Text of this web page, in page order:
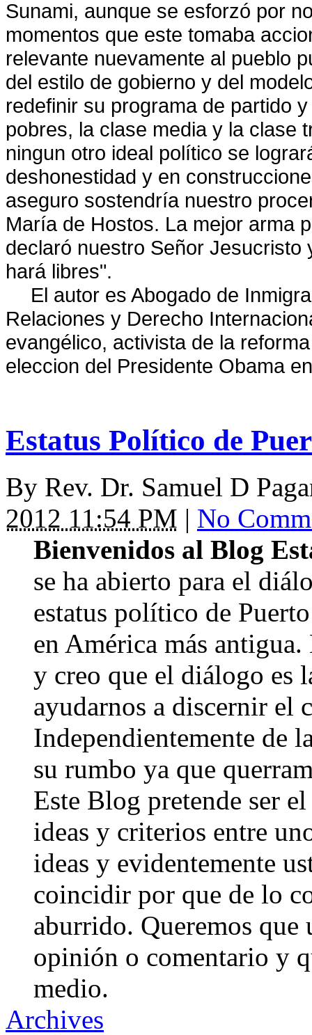
Sunami, aunque se esforzó por
momentos que este tomaba
relevante nuevamente al pueblo
del estilo de gobierno y del
redefinir su programa de partido
pobres, la clase media y la clase
ningun otro ideal político se
deshonestidad y en
aseguro sostendría nuestro
María de Hostos. La mejor arma
declaró nuestro Señor
hará libres".
El autor es Abogado de
Relaciones y Derecho
evangélico, activista de la
eleccion del Presidente Obama
Estatus Político de
By Rev. Dr. Samuel D
2012 11:54 PM | No
Bienvenidos al Blog
se ha abierto para el
estatus político de
en América más
y creo que el diálogo es
ayudarnos a discernir el
Independientemente de
su rumbo ya que
Este Blog pretende ser
ideas y criterios entre
ideas y evidentemente
coincidir por que de lo
aburrido. Queremos que
opinión o comentario y
medio.
Archives